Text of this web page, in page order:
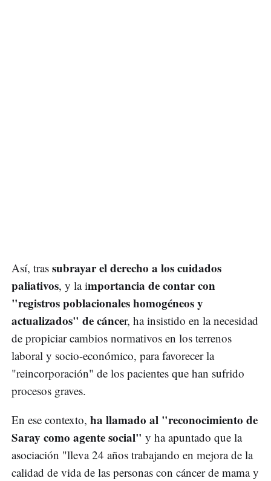
Así, tras subrayar el derecho a los cuidados
paliativos, y la importancia de contar con
"registros poblacionales homogéneos y
actualizados" de cáncer, ha insistido en la necesidad
de propiciar cambios normativos en los terrenos
laboral y socio-económico, para favorecer la
"reincorporación" de los pacientes que han sufrido
procesos graves.
En ese contexto, ha llamado al "reconocimiento de
Saray como agente social" y ha apuntado que la
asociación "lleva 24 años trabajando en mejora de la
calidad de vida de las personas con cáncer de mama y